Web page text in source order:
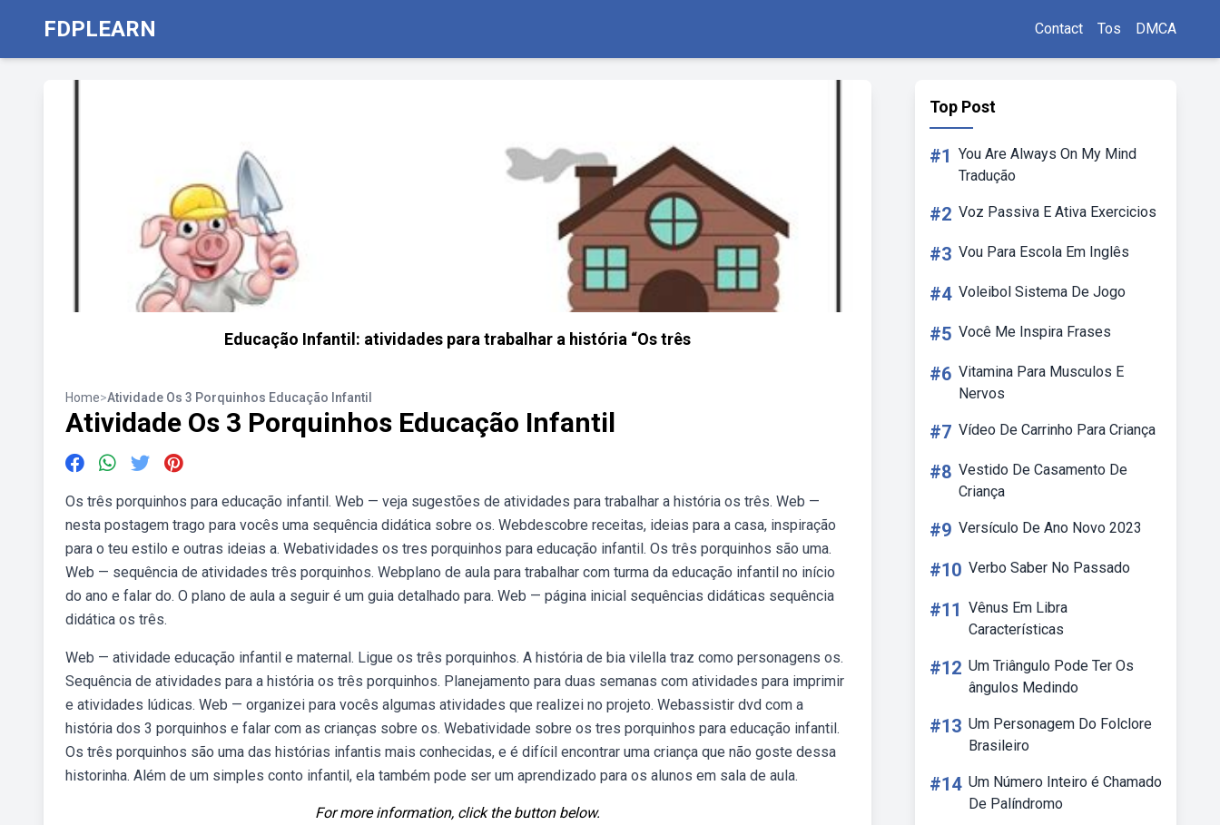
FDPLEARN Contact Tos DMCA
Educação Infantil: atividades para trabalhar a história “Os três
Home>Atividade Os 3 Porquinhos Educação Infantil
Atividade Os 3 Porquinhos Educação Infantil
Os três porquinhos para educação infantil. Web — veja sugestões de atividades para trabalhar a história os três. Web —
nesta postagem trago para vocês uma sequência didática sobre os. Webdescobre receitas, ideias para a casa, inspiração
para o teu estilo e outras ideias a. Webatividades os tres porquinhos para educação infantil. Os três porquinhos são uma.
Web — sequência de atividades três porquinhos. Webplano de aula para trabalhar com turma da educação infantil no início
do ano e falar do. O plano de aula a seguir é um guia detalhado para. Web — página inicial sequências didáticas sequência
didática os três.
Web — atividade educação infantil e maternal. Ligue os três porquinhos. A história de bia vilella traz como personagens os.
Sequência de atividades para a história os três porquinhos. Planejamento para duas semanas com atividades para imprimir
e atividades lúdicas. Web — organizei para vocês algumas atividades que realizei no projeto. Webassistir dvd com a
história dos 3 porquinhos e falar com as crianças sobre os. Webatividade sobre os tres porquinhos para educação infantil.
Os três porquinhos são uma das histórias infantis mais conhecidas, e é difícil encontrar uma criança que não goste dessa
historinha. Além de um simples conto infantil, ela também pode ser um aprendizado para os alunos em sala de aula.
For more information, click the button below.
Top Post
#1 You Are Always On My Mind
Tradução
#2 Voz Passiva E Ativa Exercicios
#3 Vou Para Escola Em Inglês
#4 Voleibol Sistema De Jogo
#5 Você Me Inspira Frases
#6 Vitamina Para Musculos E
Nervos
#7 Vídeo De Carrinho Para Criança
#8 Vestido De Casamento De
Criança
#9 Versículo De Ano Novo 2023
#10 Verbo Saber No Passado
#11 Vênus Em Libra
Características
#12 Um Triângulo Pode Ter Os
ângulos Medindo
#13 Um Personagem Do Folclore
Brasileiro
#14 Um Número Inteiro é Chamado
De Palíndromo